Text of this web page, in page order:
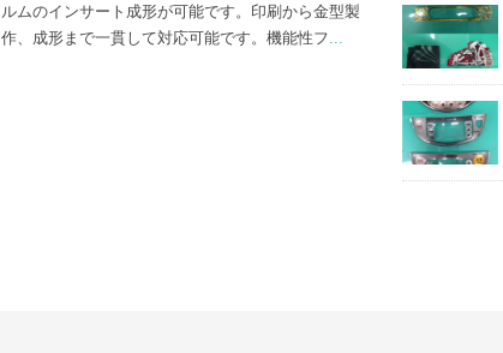
ルムのインサート成形が可能です。印刷から金型製
作、成形まで一貫して対応可能です。機能性フ...